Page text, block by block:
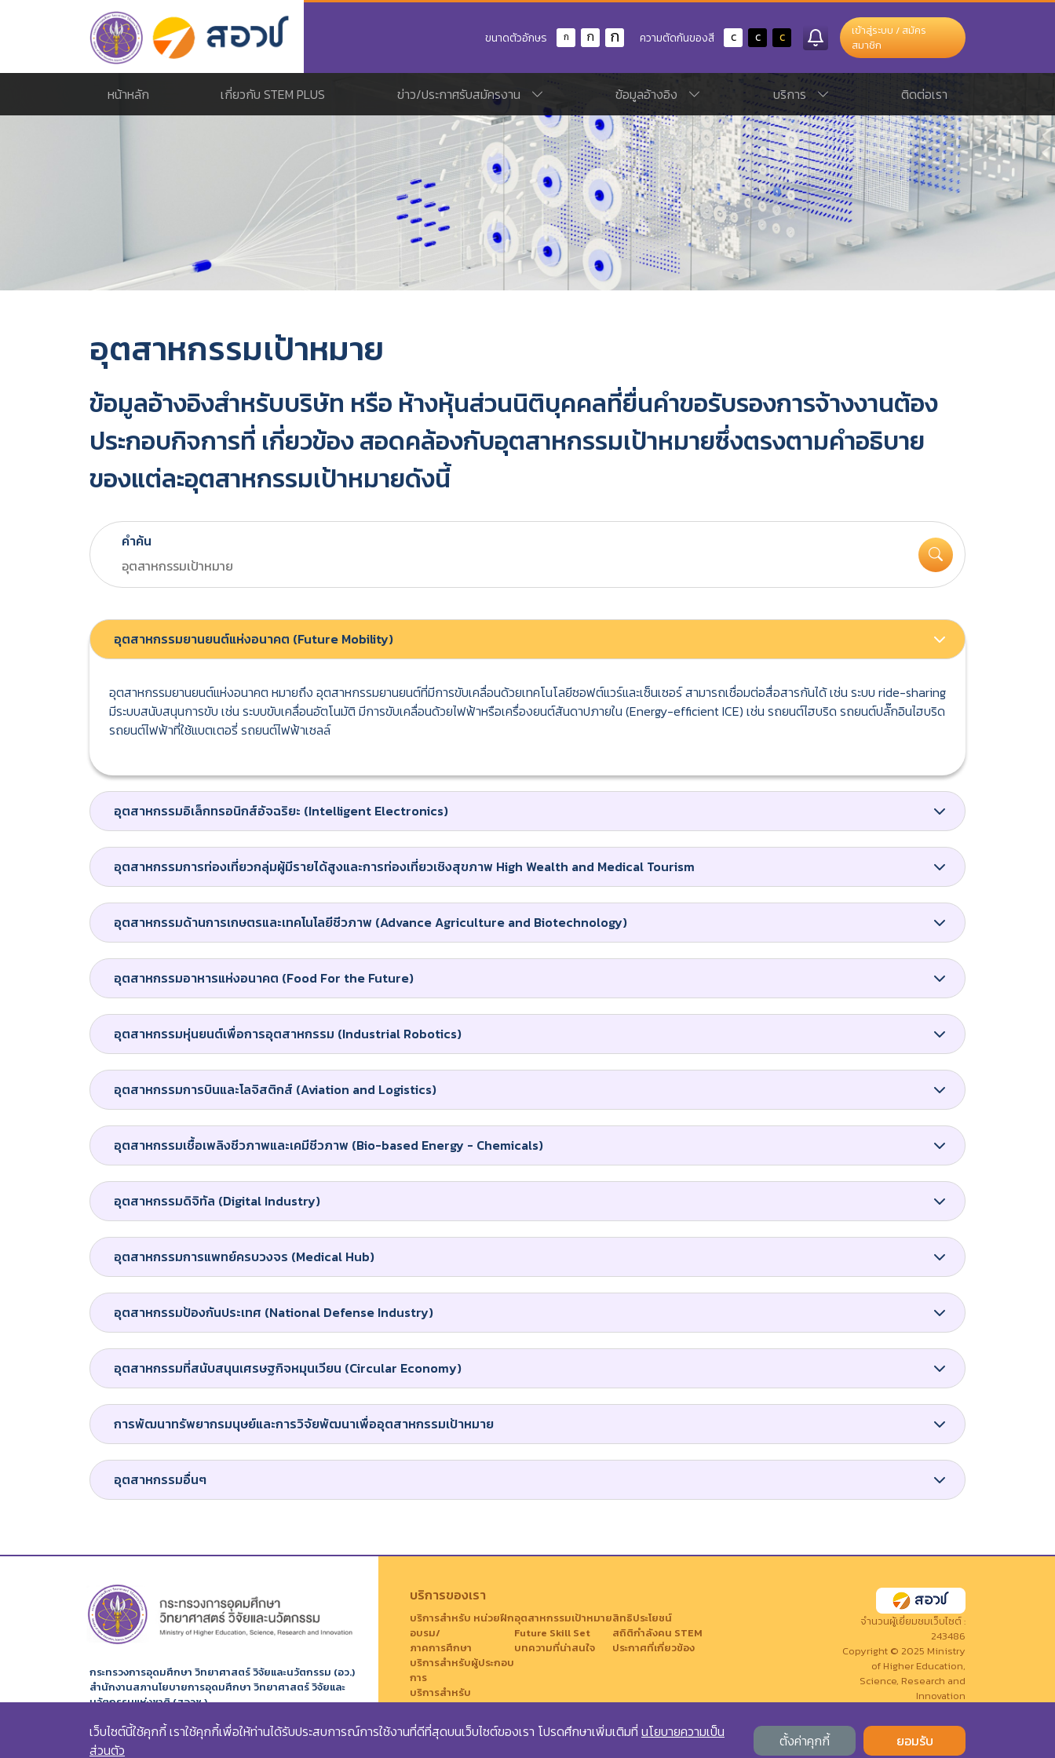
ขนาดตัวอักษร ก ก ก ความตัดกันของสี c c c
เข้าสู่ระบบ / สมัคร
สมาชิก
หน้าหลัก เกี่ยวกับ STEM PLUS ข่าว/ประกาศรับสมัครงาน ข้อมูลอ้างอิง บริการ ติดต่อเรา
อุตสาหกรรมเป้าหมาย
ข้อมูลอ้างอิงสำหรับบริษัท หรือ ห้างหุ้นส่วนนิติบุคคลที่ยื่นคำขอรับรองการจ้างงานต้อง
ประกอบกิจการที่ เกี่ยวข้อง สอดคล้องกับอุตสาหกรรมเป้าหมายซึ่งตรงตามคำอธิบาย
ของแต่ละอุตสาหกรรมเป้าหมายดังนี้
คำค้น
อุตสาหกรรมยานยนต์แห่งอนาคต (Future Mobility)
อุตสาหกรรมยานยนต์แห่งอนาคต หมายถึง อุตสาหกรรมยานยนต์ที่มีการขับเคลื่อนด้วยเทคโนโลยีซอฟต์แวร์และเซ็นเซอร์ สามารถเชื่อมต่อสื่อสารกันได้ เช่น ระบบ ride-sharing
มีระบบสนับสนุนการขับ เช่น ระบบขับเคลื่อนอัตโนมัติ มีการขับเคลื่อนด้วยไฟฟ้าหรือเครื่องยนต์สันดาปภายใน (Energy-efficient ICE) เช่น รถยนต์ไฮบริด รถยนต์ปลั๊กอินไฮบริด
รถยนต์ไฟฟ้าที่ใช้แบตเตอรี่ รถยนต์ไฟฟ้าเซลล์
อุตสาหกรรมอิเล็กทรอนิกส์อัจฉริยะ (Intelligent Electronics)
อุตสาหกรรมการท่องเที่ยวกลุ่มผู้มีรายได้สูงและการท่องเที่ยวเชิงสุขภาพ High Wealth and Medical Tourism
อุตสาหกรรมด้านการเกษตรและเทคโนโลยีชีวภาพ (Advance Agriculture and Biotechnology)
อุตสาหกรรมอาหารแห่งอนาคต (Food For the Future)
อุตสาหกรรมหุ่นยนต์เพื่อการอุตสาหกรรม (Industrial Robotics)
อุตสาหกรรมการบินและโลจิสติกส์ (Aviation and Logistics)
อุตสาหกรรมเชื้อเพลิงชีวภาพและเคมีชีวภาพ (Bio-based Energy - Chemicals)
อุตสาหกรรมดิจิทัล (Digital Industry)
อุตสาหกรรมการแพทย์ครบวงจร (Medical Hub)
อุตสาหกรรมป้องกันประเทศ (National Defense Industry)
อุตสาหกรรมที่สนับสนุนเศรษฐกิจหมุนเวียน (Circular Economy)
การพัฒนาทรัพยากรมนุษย์และการวิจัยพัฒนาเพื่ออุตสาหกรรมเป้าหมาย
อุตสาหกรรมอื่นๆ
กระทรวงการอุดมศึกษา วิทยาศาสตร์ วิจัยและนวัตกรรม (อว.)
สำนักงานสภานโยบายการอุดมศึกษา วิทยาศาสตร์ วิจัยและ
นวัตกรรมแห่งชาติ (สอวช.)
319 อาคารจัตุรัสจามจุรี ชั้น 14 ถนนพญาไท แขวงปทุมวัน
เขตปทุมวัน กรุงเทพฯ 10330
โทร. 02 109 5432
บริการของเรา
บริการสำหรับ หน่วยฝึก
อบรม/
ภาคการศึกษา
บริการสำหรับผู้ประกอบ
การ
บริการสำหรับ
นักศึกษา/
บุคคลทั่วไป
อุตสาหกรรมเป้าหมาย
Future Skill Set
บทความที่น่าสนใจ
สิทธิประโยชน์
สถิติกำลังคน STEM
ประกาศที่เกี่ยวข้อง
จำนวนผู้เยี่ยมชมเว็บไซต์ :
243486
Copyright © 2025 Ministry
of Higher Education,
Science, Research and
Innovation
เว็บไซต์นี้ใช้คุกกี้ เราใช้คุกกี้เพื่อให้ท่านได้รับประสบการณ์การใช้งานที่ดีที่สุดบนเว็บไซต์ของเรา โปรดศึกษาเพิ่มเติมที่ นโยบายความเป็น
ส่วนตัว
ตั้งค่าคุกกี้ ยอมรับ